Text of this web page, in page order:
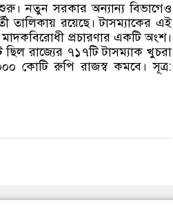
নতুন সরকার অন্যান্য বিভাগেও
তালিকায় রয়েছে। টাসম্যাকের এই
প্রচারণার একটি অংশ।
ছিল রাজ্যের ৭১৭টি টাসম্যাক খুচরা
কোটি রুপি রাজস্ব কমবে। সূত্র: